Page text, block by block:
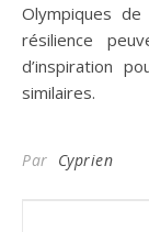
Olympiques
résilience
d’inspiration
similaires.
Par Cyprien